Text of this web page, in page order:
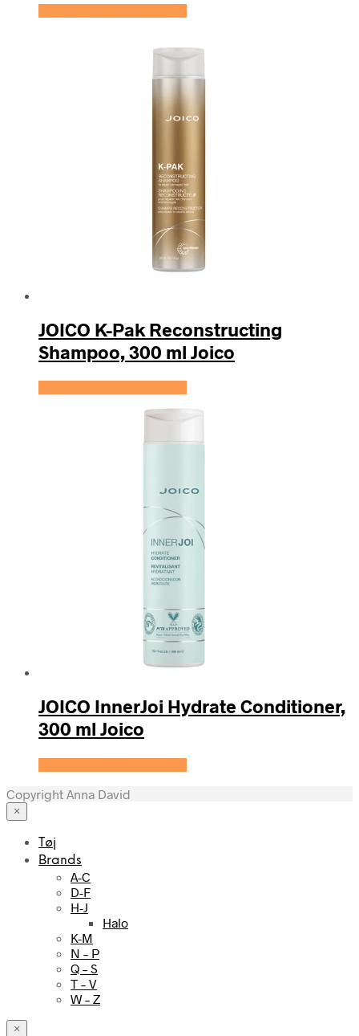
JOICO K-Pak Reconstructing
Shampoo, 300 ml Joico
JOICO InnerJoi Hydrate Conditioner,
300 ml Joico
Copyright Anna David
×
Tøj
Brands
A-C
D-F
H-J
Halo
K-M
N – P
Q – S
T – V
W – Z
×